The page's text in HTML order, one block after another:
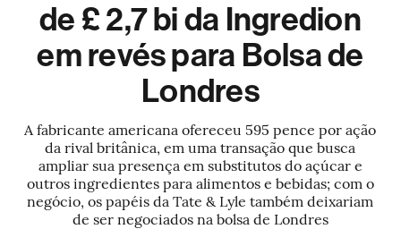
de £ 2,7 bi da Ingredion
em revés para Bolsa de
Londres
A fabricante americana ofereceu 595 pence por ação
da rival britânica, em uma transação que busca
ampliar sua presença em substitutos do açúcar e
outros ingredientes para alimentos e bebidas; com o
negócio, os papéis da Tate & Lyle também deixariam
de ser negociados na bolsa de Londres